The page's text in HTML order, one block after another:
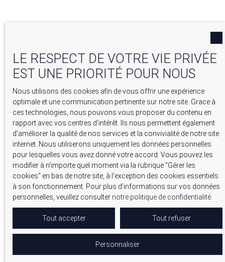
1 / 2
Votre bien
Vous souhaitez faire estimer :
Maison Appartement
Adresse de votre bien
LE RESPECT DE VOTRE VIE PRIVÉE
EST UNE PRIORITÉ POUR NOUS
Nous utilisons des cookies afin de vous offrir une expérience
optimale et une communication pertinente sur notre site. Grace à
ces technologies, nous pouvons vous proposer du contenu en
rapport avec vos centres d'intérêt. Ils nous permettent également
d'améliorer la qualité de nos services et la convivialité de notre site
internet. Nous utiliserons uniquement les données personnelles
pour lesquelles vous avez donné votre accord. Vous pouvez les
modifier à n'importe quel moment via la rubrique ″Gérer les
cookies″ en bas de notre site, à l'exception des cookies essentiels
à son fonctionnement. Pour plus d'informations sur vos données
personnelles, veuillez consulter notre politique de confidentialité
Tout accepter Tout refuser
Personnaliser